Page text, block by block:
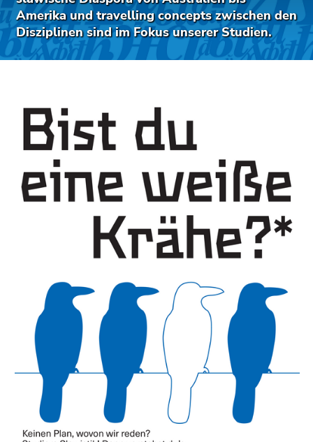
Sie diesen
Link.
1)
Zur
Positionsanzeige
(Zugriffstaste
2)
Zur
Hauptnavigation
Unternavigation
(Zugriffstaste
den
Zusatzinformationen
(Zugriffstaste
den
Amerika und travelling concepts zwischen den
Disziplinen sind im Fokus unserer Studien.